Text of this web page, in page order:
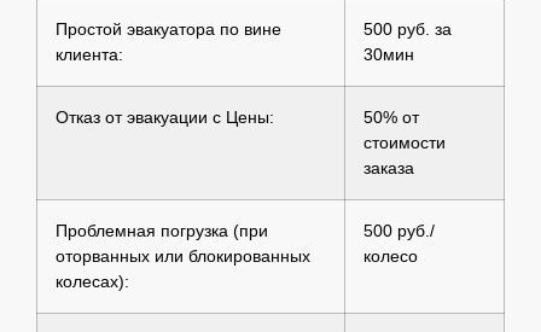
Простой эвакуатора по вине
клиента:
500 руб. за
30мин
Отказ от эвакуации с Цены:
50% от
стоимости
заказа
Проблемная погрузка (при
оторванных или блокированных
колесах):
500 руб./
колесо